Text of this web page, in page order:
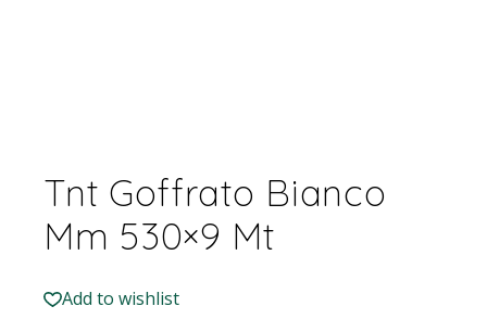
Tnt Goffrato Bianco
Mm 530×9 Mt
Add to wishlist